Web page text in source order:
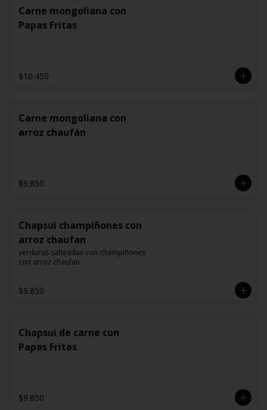
Carne mongoliana con
Papas Fritas
$10.450
Carne mongoliana con
arroz chaufán
$9.850
Chapsui champiñones con
arroz chaufan
verduras salteadas con champiñones
con arroz chaufan.
$9.850
Chapsui de carne con
Papas Fritas
$9.850